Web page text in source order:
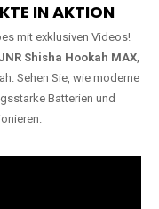
IN AKTION
mit exklusiven Videos!
Shisha Hookah MAX,
Sehen Sie, wie moderne
Batterien und